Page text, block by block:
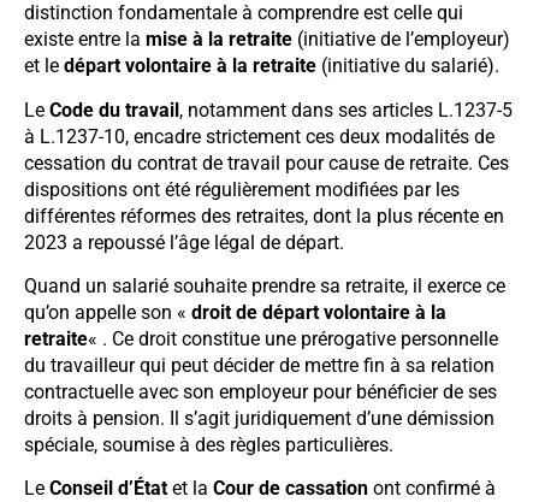
distinction fondamentale à comprendre est celle qui
existe entre la mise à la retraite (initiative de l’employeur)
et le départ volontaire à la retraite (initiative du salarié).
Le Code du travail, notamment dans ses articles L.1237-5
à L.1237-10, encadre strictement ces deux modalités de
cessation du contrat de travail pour cause de retraite. Ces
dispositions ont été régulièrement modifiées par les
différentes réformes des retraites, dont la plus récente en
2023 a repoussé l’âge légal de départ.
Quand un salarié souhaite prendre sa retraite, il exerce ce
qu’on appelle son « droit de départ volontaire à la
retraite« . Ce droit constitue une prérogative personnelle
du travailleur qui peut décider de mettre fin à sa relation
contractuelle avec son employeur pour bénéficier de ses
droits à pension. Il s’agit juridiquement d’une démission
spéciale, soumise à des règles particulières.
Le Conseil d’État et la Cour de cassation ont confirmé à